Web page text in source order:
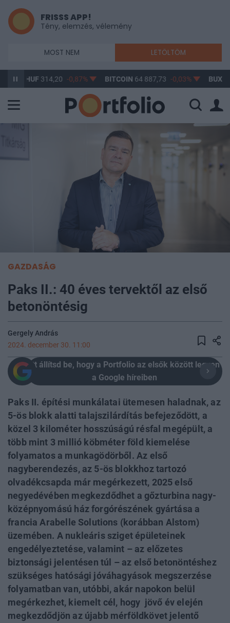
FRISSS APP!
Tény, elemzés, vélemény
MOST NEM LETÖLTÖM
HUF 314,20 -0,87% BITCOIN64 887,73 -0,03% BUX 148
GAZDASÁG
Paks II.: 40 éves tervektől az első
betonöntésig
Gergely András
2024. december 30. 11:00
Itt állítsd be, hogy a Portfolio az elsők között legyen
a Google híreiben
Paks II. építési munkálatai ütemesen haladnak, az
5-ös blokk alatti talajszilárdítás befejeződött, a
közel 3 kilométer hosszúságú résfal megépült, a
több mint 3 millió köbméter föld kiemelése
folyamatos a munkagödörből. Az első
nagyberendezés, az 5-ös blokkhoz tartozó
olvadékcsapda már megérkezett, 2025 első
negyedévében megkezdődhet a gőzturbina nagy-
középnyomású ház forgórészének gyártása a
francia Arabelle Solutions (korábban Alstom)
üzemében. A nukleáris sziget épületeinek
engedélyeztetése, valamint – az előzetes
biztonsági jelentésen túl – az első betonöntéshez
szükséges hatósági jóváhagyások megszerzése
folyamatban van, utóbbi, akár napokon belül
megérkezhet, kiemelt cél, hogy jövő év elején
megkezdődjön az újabb mérföldkövet jelentő